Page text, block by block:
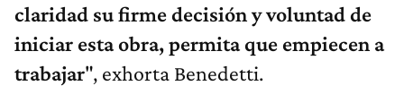
claridad su firme decisión y voluntad de
iniciar esta obra, permita que empiecen a
trabajar", exhorta Benedetti.